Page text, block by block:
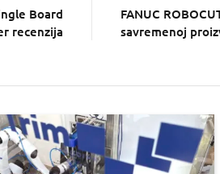
Board
recenzija
FANUC
savremenoj